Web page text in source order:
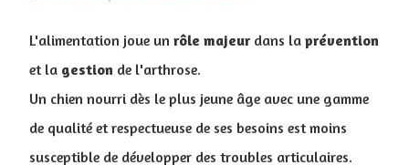
L'alimentation joue un rôle majeur dans la prévention
et la gestion de l'arthrose.
Un chien nourri dès le plus jeune âge avec une gamme
de qualité et respectueuse de ses besoins est moins
susceptible de développer des troubles articulaires.